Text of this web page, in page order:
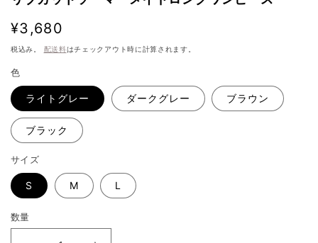
通
常
格
¥3,680
税込み。 配送料はチェックアウト時に計算されます。
色
ライトグレー ダークグレー ブラウン
ブラック
サイズ
S M L
数量